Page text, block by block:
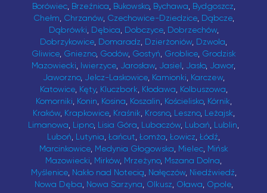
Borówiec, Brzeźnica, Bukowsko, Bychawa, Bydgoszcz,
Chełm, Chrzanów, Czechowice-Dziedzice, Dąbcze,
Dąbrówki, Dębica, Dobczyce, Dobrzechów,
Dobrzykowice, Domaradz, Dzierżoniów, Dzwola,
Gliwice, Gniezno, Godów, Gostyń, Groblice, Grodzisk
Mazowiecki, Iwierzyce, Jarosław, Jasiel, Jasło, Jawor,
Jaworzno, Jelcz-Laskowice, Kamionki, Karczew,
Katowice, Kęty, Kluczbork, Kłodawa, Kolbuszowa,
Komorniki, Konin, Kosina, Koszalin, Kościelisko, Kórnik,
Kraków, Krapkowice, Kraśnik, Krosno, Leszno, Leżajsk,
Limanowa, Lipno, Lisia Góra, Lubaczów, Lubań, Lublin,
Luboń, Lutynia, Łańcut, Łomża, Łowicz, Łódź,
Marcinkowice, Medynia Głogowska, Mielec, Mińsk
Mazowiecki, Mirków, Mrzeżyno, Mszana Dolna,
Myślenice, Nakło nad Notecią, Nałęczów, Niedźwiedź,
Nowa Dęba, Nowa Sarzyna, Olkusz, Oława, Opole,